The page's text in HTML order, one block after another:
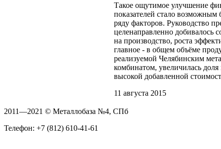
Такое ощутимое улучшение
показателей стало возможным
ряду факторов. Руководство
целенаправленно добивалось
на производство, роста
главное - в общем объёме
реализуемой Челябинским
комбинатом, увеличилась
высокой добавленной
11 августа 2015
2011—2021 © Металлобаза №4, СПб
Телефон: +7 (812) 610-41-61